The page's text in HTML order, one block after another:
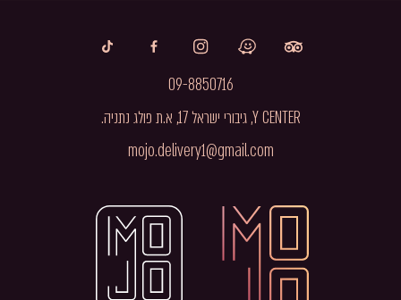
09-8850716
Y CENTER, גיבורי ישראל 17, א.ת פולג נתניה.
mojo.delivery1@gmail.com